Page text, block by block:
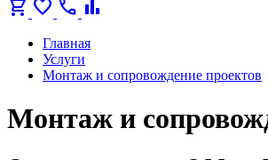
shopping_cart favorite call bar_chart
Главная
Услуги
Монтаж и сопровождение проектов
Монтаж и